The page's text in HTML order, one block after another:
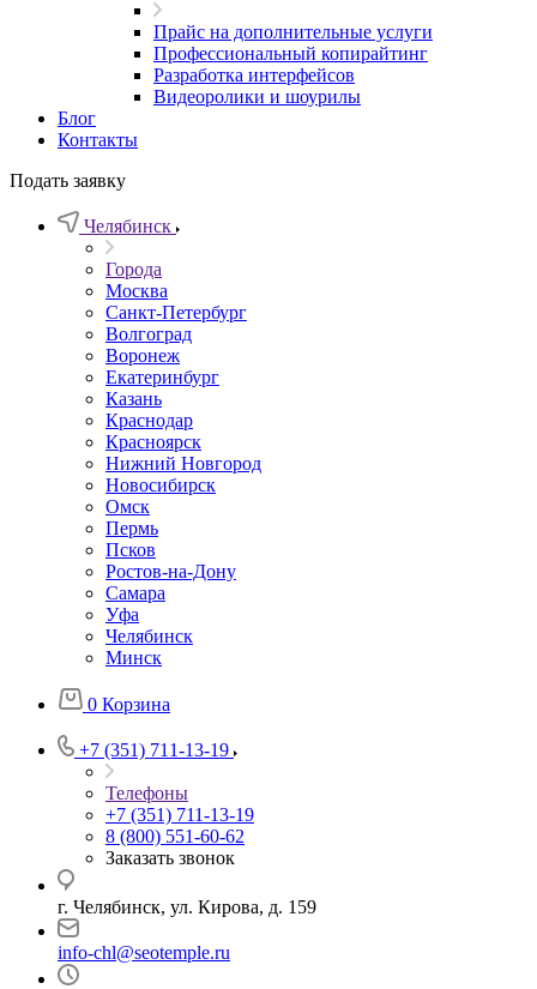
Прайс на дополнительные услуги
Профессиональный копирайтинг
Разработка интерфейсов
Видеоролики и шоурилы
Блог
Контакты
Подать заявку
Челябинск
Города
Москва
Санкт-Петербург
Волгоград
Воронеж
Екатеринбург
Казань
Краснодар
Красноярск
Нижний Новгород
Новосибирск
Омск
Пермь
Псков
Ростов-на-Дону
Самара
Уфа
Челябинск
Минск
0 Корзина
+7 (351) 711-13-19
Телефоны
+7 (351) 711-13-19
8 (800) 551-60-62
Заказать звонок
г. Челябинск, ул. Кирова, д. 159
info-chl@seotemple.ru